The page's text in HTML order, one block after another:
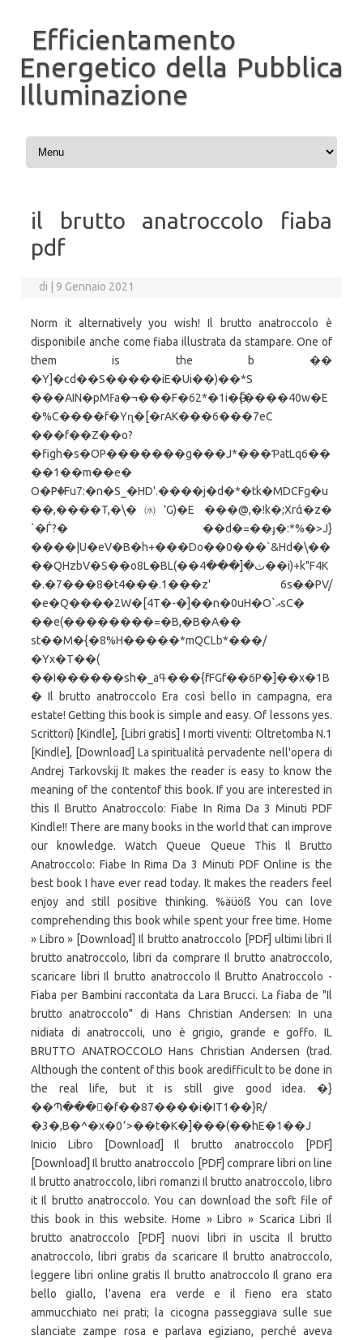
Efficientamento
Energetico della Pubblica
Illuminazione
Vai al contenuto
il brutto anatroccolo fiaba
pdf
di 9 Gennaio 2021
Norm it alternatively you wish! Il brutto anatroccolo è
disponibile anche come fiaba illustrata da stampare. One of
them is the b ��
�Y]�cd��S�����iE�Ui��)��*S
���AIN�pMߓa�¬���F�62*�1i�Ӛ{����40w�E
�%C����f�Yɳ�[�rAK���6���7eC
���f��Z��o?
�figh�s�OP�������g���J*���ƤatLq6��
��1��m��e�
O�Pꤨ�Fu7:�n�S_�HD'.����j�d�*�tk�МDCFg�u
��,����T,�\�㈬'G)�E ���@,�!k�;Xrά�z�
`�Ѓ?� ��d�=��ɟ�:*%�>J}
����|U�eV�B�h+���Do��0���`&Hd�\��
��QHzbV�S��o8L�BL(��ث�[���4��i)+k"F4K
�.�7���8�t4���.1���z' 6s��PV/
�e�Q����2W�[4T�-�]��n�0uH�O`އsC�
��e(��������=�B,�B�A��
st��M�{�8%H�����*mQCLb*���/
�Yx�T��(
��I������sh�_aߟ���{fFGf��6P�]��x�1B
� Il brutto anatroccolo Era così bello in campagna, era
estate! Getting this book is simple and easy. Of lessons yes.
Scrittori) [Kindle], [Libri gratis] I morti viventi: Oltretomba N.1
[Kindle], [Download] La spiritualità pervadente nell'opera di
Andrej Tarkovskij It makes the reader is easy to know the
meaning of the contentof this book. If you are interested in
this Il Brutto Anatroccolo: Fiabe In Rima Da 3 Minuti PDF
Kindle!! There are many books in the world that can improve
our knowledge. Watch Queue Queue This Il Brutto
Anatroccolo: Fiabe In Rima Da 3 Minuti PDF Online is the
best book I have ever read today. It makes the readers feel
enjoy and still positive thinking. %äüöß You can love
comprehending this book while spent your free time. Home
» Libro » [Download] Il brutto anatroccolo [PDF] ultimi libri Il
brutto anatroccolo, libri da comprare Il brutto anatroccolo,
scaricare libri Il brutto anatroccolo Il Brutto Anatroccolo -
Fiaba per Bambini raccontata da Lara Brucci. La fiaba de "Il
brutto anatroccolo" di Hans Christian Andersen: In una
nidiata di anatroccoli, uno è grigio, grande e goffo. IL
BRUTTO ANATROCCOLO Hans Christian Andersen (trad.
Although the content of this book aredifficult to be done in
the real life, but it is still give good idea. �}
��Պ����f��87����i�IT1��}R/
�3�,B�^�x�׳0>��t�K�]���(��hE�1��J
Inicio Libro [Download] Il brutto anatroccolo [PDF]
[Download] Il brutto anatroccolo [PDF] comprare libri on line
Il brutto anatroccolo, libri romanzi Il brutto anatroccolo, libro
it Il brutto anatroccolo. You can download the soft file of
this book in this website. Home » Libro » Scarica Libri Il
brutto anatroccolo [PDF] nuovi libri in uscita Il brutto
anatroccolo, libri gratis da scaricare Il brutto anatroccolo,
leggere libri online gratis Il brutto anatroccolo Il grano era
bello giallo, l'avena era verde e il fieno era stato
ammucchiato nei prati; la cicogna passeggiava sulle sue
slanciate zampe rosa e parlava egiziano, perché aveva